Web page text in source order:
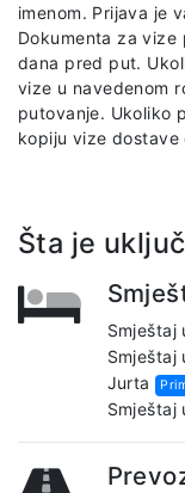
imenom. Prijava je
Dokumenta za vize
dana pred put.
vize u navedenom
putovanje. Ukoliko
kopiju vize
Šta je
Smještaj
Smještaj
Jurta
Smještaj